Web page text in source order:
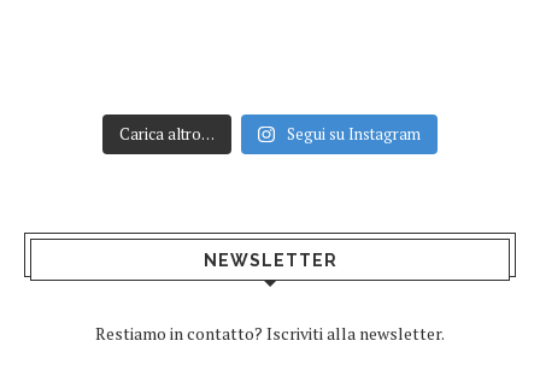
Carica altro… Segui su Instagram
NEWSLETTER
Restiamo in contatto? Iscriviti alla newsletter.